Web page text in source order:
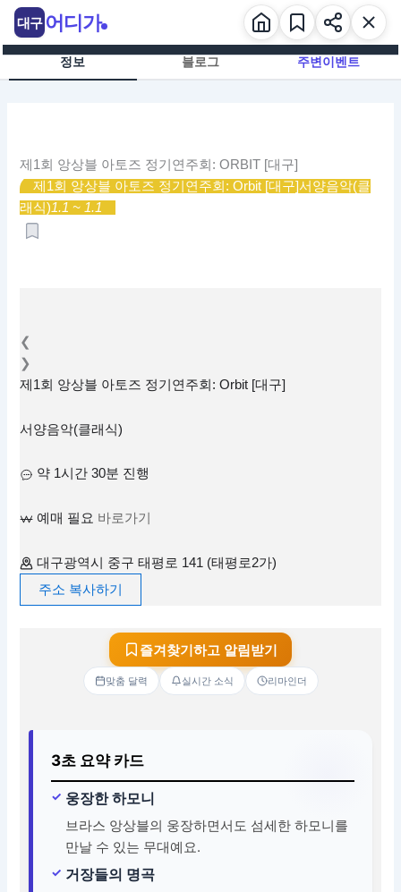
츠
정보 블로그 주변이벤트
제1회 앙상블 아토즈 정기연주회: ORBIT [대구]
제1회 앙상블 아토즈 정기연주회: Orbit [대구]서양음악(클
래식)1.1 ~ 1.1
❮
❯
제1회 앙상블 아토즈 정기연주회: Orbit [대구]
서양음악(클래식)
약 1시간 30분 진행
예매 필요 바로가기
대구광역시 중구 태평로 141 (태평로2가)
주소 복사하기
즐겨찾기하고 알림받기
맞춤 달력 실시간 소식 리마인더
3초 요약 카드
웅장한 하모니
브라스 앙상블의 웅장하면서도 섬세한 하모니를
만날 수 있는 무대예요.
거장들의 명곡
대구 어디가